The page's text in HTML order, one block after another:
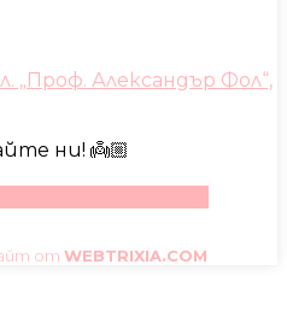
„Проф. Александър Фол“,
ни! 👼🏼
от WEBTRIXIA.COM